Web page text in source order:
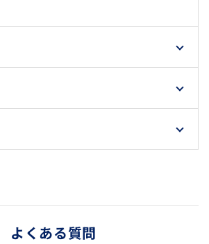
よくある質問